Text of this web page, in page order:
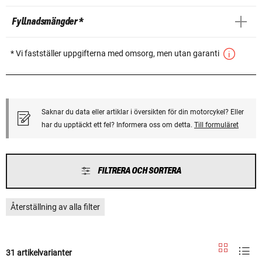
Fyllnadsmängder *
* Vi fastställer uppgifterna med omsorg, men utan garanti
Saknar du data eller artiklar i översikten för din motorcykel? Eller
har du upptäckt ett fel? Informera oss om detta. Till formuläret
FILTRERA OCH SORTERA
Återställning av alla filter
31 artikelvarianter